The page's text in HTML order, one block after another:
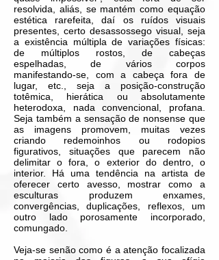
resolvida, aliás, se mantém como equação
estética rarefeita, daí os ruídos visuais
presentes, certo desassossego visual, seja
a existência múltipla de variações físicas:
de múltiplos rostos, de cabeças
espelhadas, de vários corpos
manifestando-se, com a cabeça fora de
lugar, etc., seja a posição-construção
totêmica, hierática ou absolutamente
heterodoxa, nada convencional, profana.
Seja também a sensação de nonsense que
as imagens promovem, muitas vezes
criando redemoinhos ou rodopios
figurativos, situações que parecem não
delimitar o fora, o exterior do dentro, o
interior. Há uma tendência na artista de
oferecer certo avesso, mostrar como a
esculturas produzem enxames,
convergências, duplicações, reflexos, um
outro lado porosamente incorporado,
comungado.
Veja-se senão como é a atenção focalizada